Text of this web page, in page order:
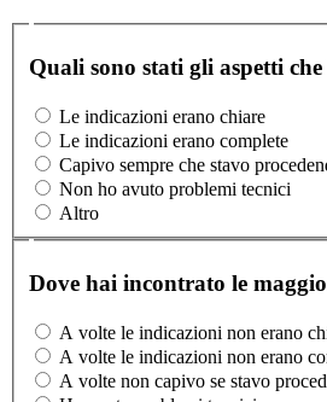
Quali sono stati gli aspetti
Le indicazioni erano chiare
Le indicazioni erano complete
Capivo sempre che stavo
Non ho avuto problemi tecnici
Altro
Dove hai incontrato le
A volte le indicazioni non erano
A volte le indicazioni non erano
A volte non capivo se stavo